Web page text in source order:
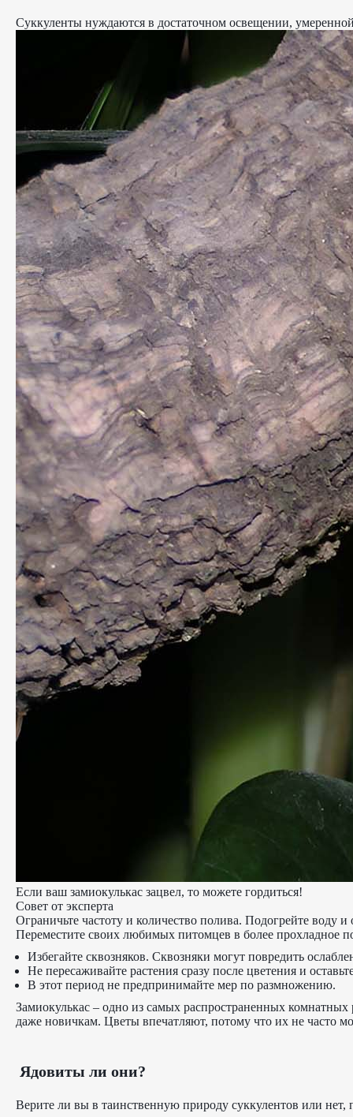
Суккуленты нуждаются в достаточном освещении,
Если ваш замиокулькас зацвел, то можете гордиться!
Совет от эксперта
Ограничьте частоту и количество полива. Подогрейте воду и
Переместите своих любимых питомцев в более прохладное
Избегайте сквозняков. Сквозняки могут повредить
Не пересаживайте растения сразу после цветения и
В этот период не предпринимайте мер по размножению.
Замиокулькас – одно из самых распространенных
даже новичкам. Цветы впечатляют, потому что их не часто
Ядовиты ли они?
Верите ли вы в таинственную природу суккулентов или